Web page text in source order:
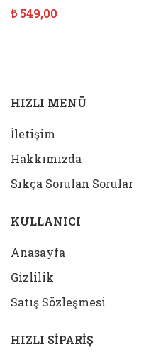
₺549,00
HIZLI MENÜ
İletişim
Hakkımızda
Sıkça Sorulan Sorular
KULLANICI
Anasayfa
Gizlilik
Satış Sözleşmesi
HIZLI SİPARİŞ